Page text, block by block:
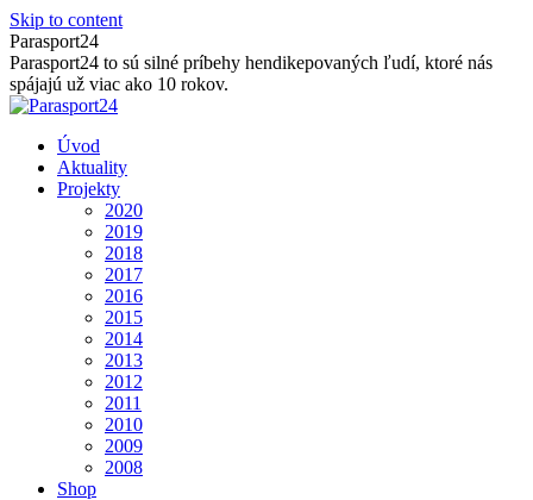
Skip to content
Parasport24
Parasport24 to sú silné príbehy hendikepovaných ľudí, ktoré nás
spájajú už viac ako 10 rokov.
Úvod
Aktuality
Projekty
2020
2019
2018
2017
2016
2015
2014
2013
2012
2011
2010
2009
2008
Shop